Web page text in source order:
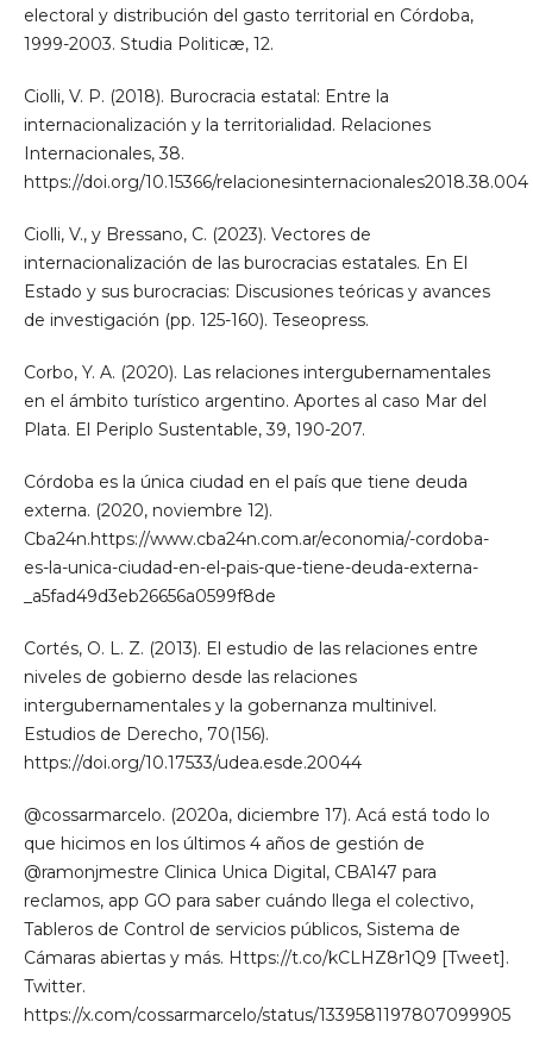
electoral y distribución del gasto territorial en Córdoba,
1999-2003. Studia Politicæ, 12.
Ciolli, V. P. (2018). Burocracia estatal: Entre la
internacionalización y la territorialidad. Relaciones
Internacionales, 38.
https://doi.org/10.15366/relacionesinternacionales2018.38.004
Ciolli, V., y Bressano, C. (2023). Vectores de
internacionalización de las burocracias estatales. En El
Estado y sus burocracias: Discusiones teóricas y avances
de investigación (pp. 125-160). Teseopress.
Corbo, Y. A. (2020). Las relaciones intergubernamentales
en el ámbito turístico argentino. Aportes al caso Mar del
Plata. El Periplo Sustentable, 39, 190-207.
Córdoba es la única ciudad en el país que tiene deuda
externa. (2020, noviembre 12).
Cba24n.https://www.cba24n.com.ar/economia/-cordoba-
es-la-unica-ciudad-en-el-pais-que-tiene-deuda-externa-
_a5fad49d3eb26656a0599f8de
Cortés, O. L. Z. (2013). El estudio de las relaciones entre
niveles de gobierno desde las relaciones
intergubernamentales y la gobernanza multinivel.
Estudios de Derecho, 70(156).
https://doi.org/10.17533/udea.esde.20044
@cossarmarcelo. (2020a, diciembre 17). Acá está todo lo
que hicimos en los últimos 4 años de gestión de
@ramonjmestre Clinica Unica Digital, CBA147 para
reclamos, app GO para saber cuándo llega el colectivo,
Tableros de Control de servicios públicos, Sistema de
Cámaras abiertas y más. Https://t.co/kCLHZ8r1Q9 [Tweet].
Twitter.
https://x.com/cossarmarcelo/status/1339581197807099905